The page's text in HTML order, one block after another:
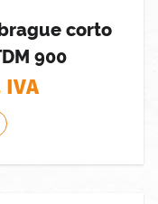
corto
900
IVA